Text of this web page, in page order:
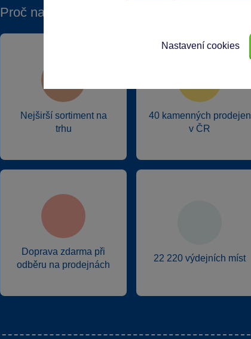
Proč nakupovat ve Sparkys?
Nejširší sortiment na
trhu
40 kamenných prodejen
v ČR
Doprava zdarma při
odběru na prodejnách
22 220 výdejních míst
Nastavení cookies